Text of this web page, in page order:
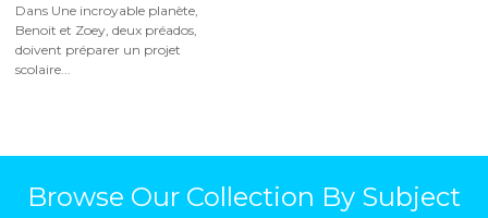
Dans Une incroyable planète,
Benoit et Zoey, deux préados,
doivent préparer un projet
scolaire...
Browse Our Collection By Subject